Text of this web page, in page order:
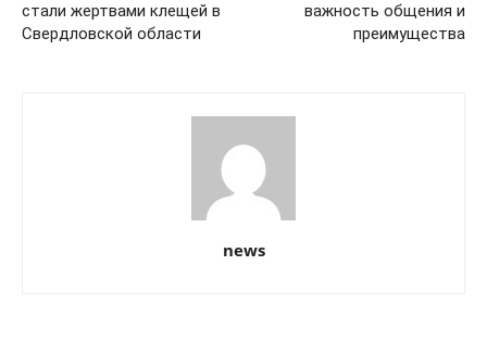
стали жертвами клещей в
Свердловской области
важность общения и
преимущества
news